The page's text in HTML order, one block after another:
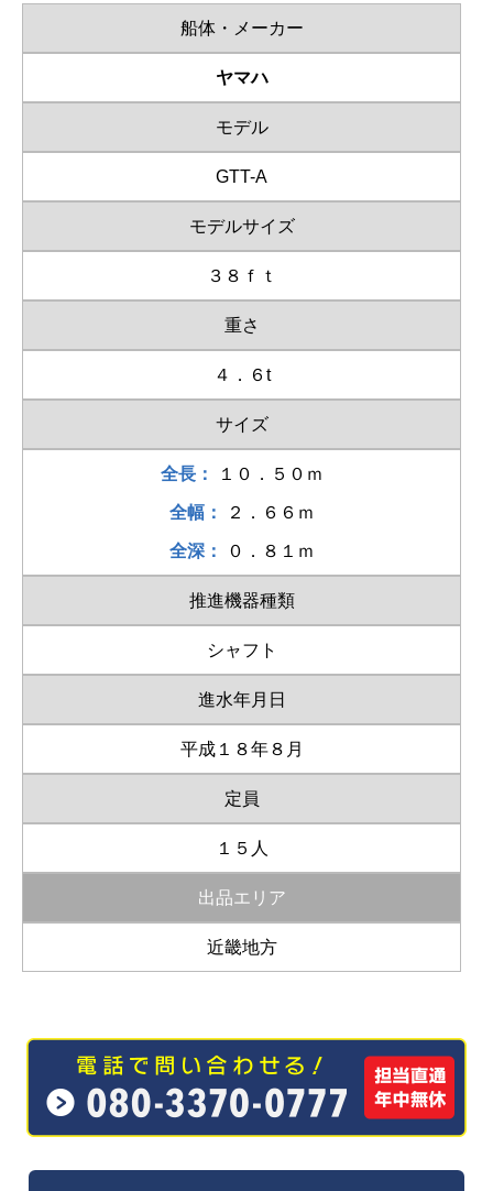
船体・メーカー
ヤマハ
モデル
GTT-A
モデルサイズ
３８ｆｔ
重さ
４．６t
サイズ
全長： １０．５０ｍ
全幅： ２．６６ｍ
全深： ０．８１ｍ
推進機器種類
シャフト
進水年月日
平成１８年８月
定員
１５人
出品エリア
近畿地方